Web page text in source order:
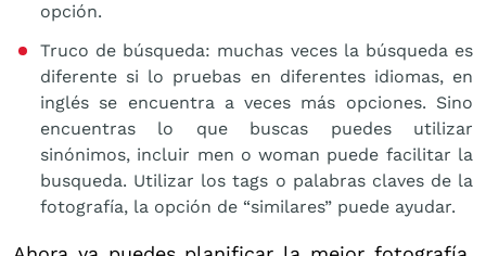
opción.
Truco de búsqueda: muchas veces la búsqueda es
diferente si lo pruebas en diferentes idiomas, en
inglés se encuentra a veces más opciones. Sino
encuentras lo que buscas puedes utilizar
sinónimos, incluir men o woman puede facilitar la
busqueda. Utilizar los tags o palabras claves de la
fotografía, la opción de “similares” puede ayudar.